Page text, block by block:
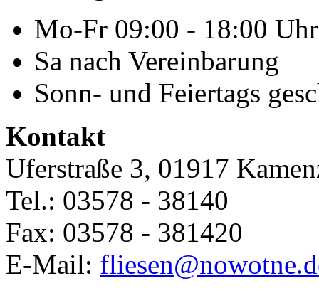
Mo-Fr 09:00 - 18:00 Uhr
Sa nach Vereinbarung
Sonn- und Feiertags
Kontakt
Uferstraße 3, 01917
Tel.: 03578 - 38140
Fax: 03578 - 381420
E-Mail: